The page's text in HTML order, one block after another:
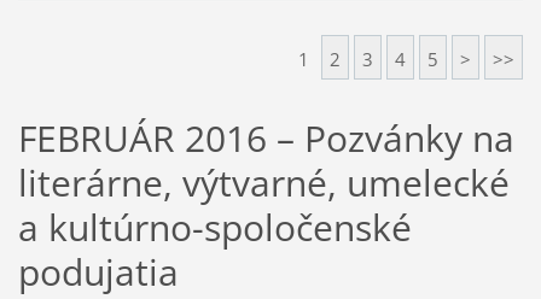
1 2 3 4 5 > >>
FEBRUÁR 2016 – Pozvánky na
literárne, výtvarné, umelecké
a kultúrno-spoločenské
podujatia